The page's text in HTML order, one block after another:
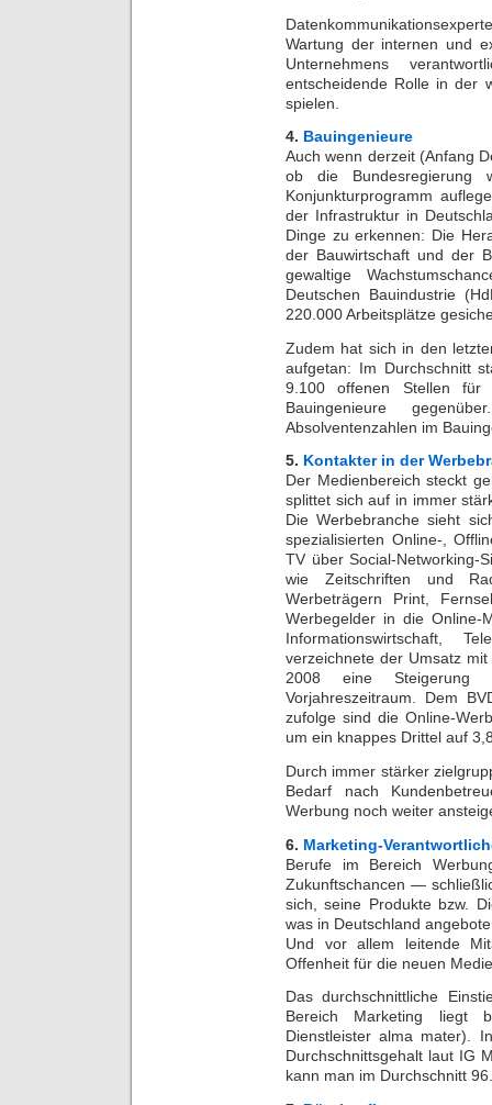
Wartung der internen und
Unternehmens
entscheidende Rolle in der
spielen.
4. Bauingenieure
Auch wenn derzeit (Anfang
ob die
Konjunkturprogramm
der Infrastruktur in
Dinge zu erkennen: Die
der Bauwirtschaft und der
gewaltige
Deutschen Bauindustrie
220.000 Arbeitsplätze
Zudem hat sich in den
aufgetan: Im Durchschnitt
9.100 offenen Stellen für
Bauingenieure
Absolventenzahlen im
5. Kontakter in der
Der Medienbereich steckt
splittet sich auf in immer
Die Werbebranche sieht
spezialisierten Online-,
TV über Social-Networking-
wie Zeitschriften und
Werbeträgern Print,
Werbegelder in die Online-
Informationswirtschaft,
verzeichnete der Umsatz
2008 eine
Vorjahreszeitraum. Dem
zufolge sind die Online-
um ein knappes Drittel auf
Durch immer stärker
Bedarf nach
Werbung noch weiter
6. Marketing-
Berufe im Bereich
Zukunftschancen —
sich, seine Produkte bzw.
was in Deutschland
Und vor allem leitende
Offenheit für die neuen
Das durchschnittliche
Bereich Marketing liegt
Dienstleister alma mater).
Durchschnittsgehalt laut IG
kann man im Durchschnitt